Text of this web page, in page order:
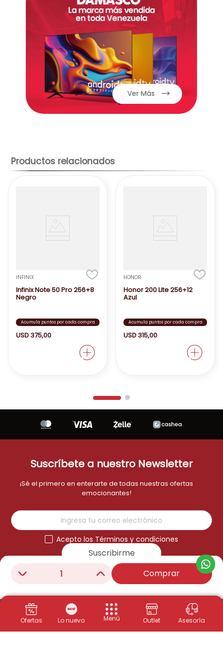
Ofertas Lo nuevo Menú Outlet Asesoría
＋
－ Comprar
en cualquier condición de luz, permitiéndote
inmortalizar cada momento con calidad
profesional. Su batería de 5000mAh, con carga
rápida de 18W, asegura que te mantengas
conectado durante todo el día sin
preocupaciones.
Productos relacionados
INFINIX
Infinix Note 50 Pro 256+8
Negro
Acumula puntos por cada compra
USD375,00
HONOR
Honor 200 Lite 256+12
Azul
Acumula puntos por cada compra
USD315,00
Ver Más
Suscríbete a nuestro Newsletter
¡Sé el primero en enterarte de todas nuestras ofertas
emocionantes!
Acepto los Términos y condiciones
Suscribirme